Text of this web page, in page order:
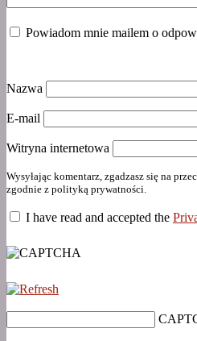
Powiadom mnie mailem o
Nazwa
E-mail
Witryna internetowa
Wysyłając komentarz, zgadzasz się na
zgodnie z polityką prywatności.
I have read and accepted the